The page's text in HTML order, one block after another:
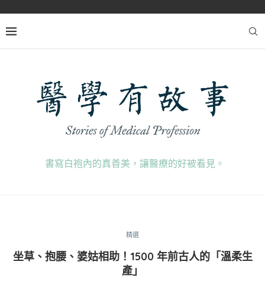
書寫白袍內的真善美，讓醫療的好被看見。
精選
坐草、抱腰、婆姑相助！1500 年前古人的「溫柔生
產」